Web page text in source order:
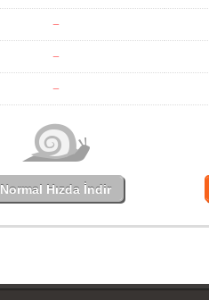
Normal Hızda İndir